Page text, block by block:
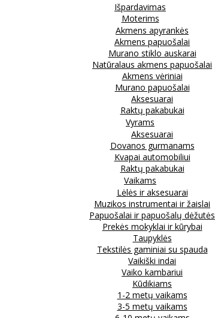
Išpardavimas
Moterims
Akmens apyrankės
Akmens papuošalai
Murano stiklo auskarai
Natūralaus akmens papuošalai
Akmens vėriniai
Murano papuošalai
Aksesuarai
Raktų pakabukai
Vyrams
Aksesuarai
Dovanos gurmanams
Kvapai automobiliui
Raktų pakabukai
Vaikams
Lėlės ir aksesuarai
Muzikos instrumentai ir žaislai
Papuošalai ir papuošalų dėžutės
Prekės mokyklai ir kūrybai
Taupyklės
Tekstilės gaminiai su spauda
Vaikiški indai
Vaiko kambariui
Kūdikiams
1-2 metų vaikams
3-5 metų vaikams